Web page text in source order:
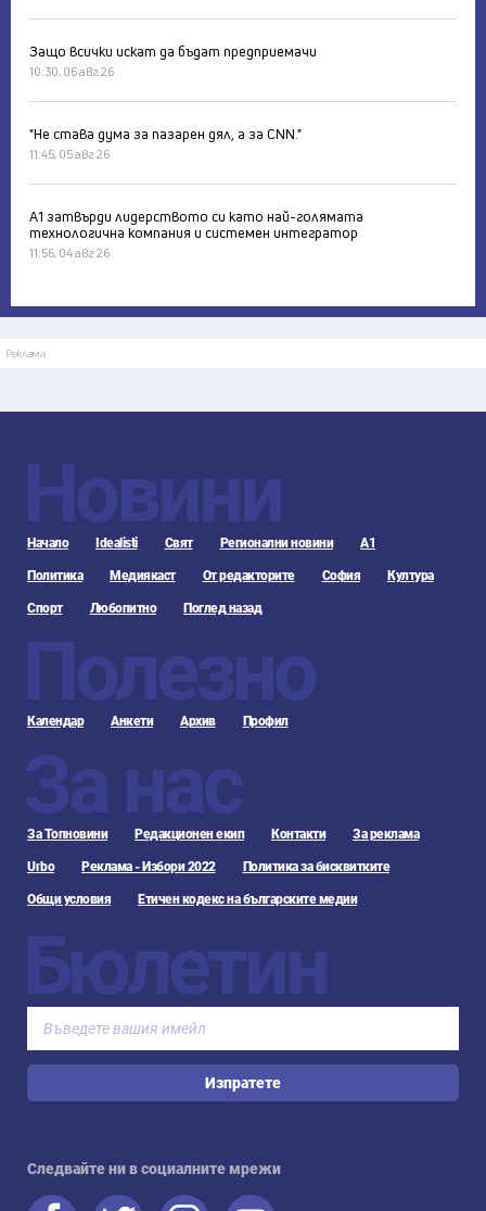
Защо всички искат да бъдат предприемачи
10:30, 06 авг 26
"Не става дума за пазарен дял, а за CNN."
11:45, 05 авг 26
А1 затвърди лидерството си като най-голямата
технологична компания и системен интегратор
11:56, 04 авг 26
Реклама
Новини
Начало Idealisti Свят Регионални новини А1
Политика Медиякаст От редакторите София Култура
Спорт Любопитно Поглед назад
Полезно
Календар Анкети Архив Профил
За нас
За Топновини Редакционен екип Контакти За реклама
Urbo Реклама - Избори 2022 Политика за бисквитките
Общи условия Етичен кодекс на българските медии
Бюлетин
Изпратете
Следвайте ни в социалните мрежи